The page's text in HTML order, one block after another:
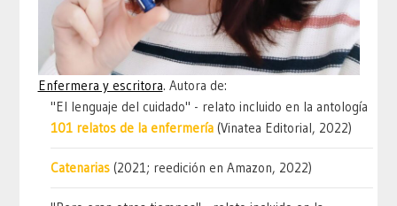
Enfermera y escritora. Autora de:
"El lenguaje del cuidado" - relato incluido en la antología
101 relatos de la enfermería (Vinatea Editorial, 2022)
Catenarias (2021; reedición en Amazon, 2022)